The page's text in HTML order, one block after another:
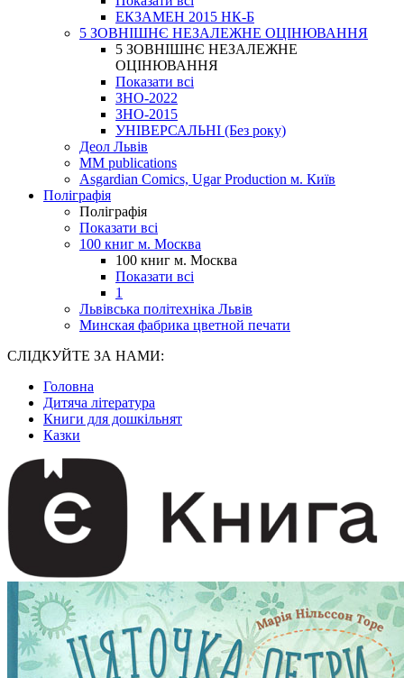
ЕКЗАМЕН 2015 НК-Б
5 ЗОВНІШНЄ НЕЗАЛЕЖНЕ ОЦІНЮВАННЯ
5 ЗОВНІШНЄ НЕЗАЛЕЖНЕ
ОЦІНЮВАННЯ
Показати всі
ЗНО-2022
ЗНО-2015
УНІВЕРСАЛЬНІ (Без року)
Деол Львів
MM publications
Asgardian Comics, Ugar Production м. Київ
Поліграфія
Поліграфія
Показати всі
100 книг м. Москва
100 книг м. Москва
Показати всі
1
Львівська політехніка Львів
Минская фабрика цветной печати
СЛІДКУЙТЕ ЗА НАМИ:
Головна
Дитяча література
Книги для дошкільнят
Казки